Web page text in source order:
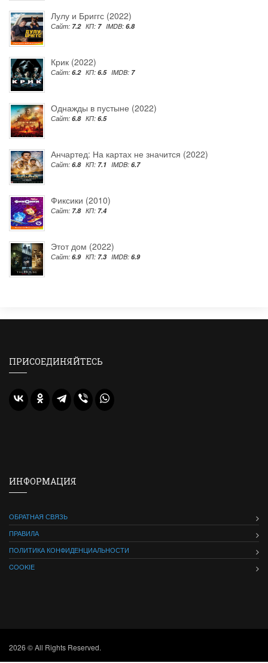
Лулу и Бриггс (2022)
Сайт: 7.2 КП: 7 IMDB: 6.8
Крик (2022)
Сайт: 6.2 КП: 6.5 IMDB: 7
Однажды в пустыне (2022)
Сайт: 6.8 КП: 6.5
Анчартед: На картах не значится (2022)
Сайт: 6.8 КП: 7.1 IMDB: 6.7
Фиксики (2010)
Сайт: 7.8 КП: 7.4
Этот дом (2022)
Сайт: 6.9 КП: 7.3 IMDB: 6.9
ПРИСОЕДИНЯЙТЕСЬ
ИНФОРМАЦИЯ
ОБРАТНАЯ СВЯЗЬ
ПРАВИЛА
ПОЛИТИКА КОНФИДЕНЦИАЛЬНОСТИ
COOKIE
2026 © All Rights Reserved.